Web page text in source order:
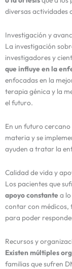
diversas actividades
Investigación y
La investigación
investigadores y
que influye en la
enfocadas en la
terapia génica y la
el futuro.
En un futuro cercano
materia y se
ayuden a tratar la
Calidad de vida y
Los pacientes que
apoyo constantea
contar con médicos,
para poder
Recursos y
Existen múltiples
familias que sufren